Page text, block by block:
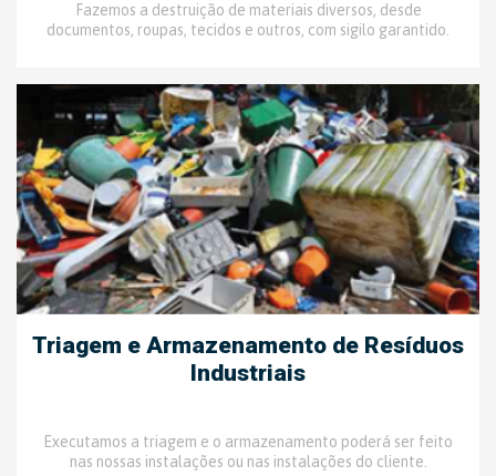
Fazemos a destruição de materiais diversos, desde
documentos, roupas, tecidos e outros, com sigilo garantido.
Triagem e Armazenamento de Resíduos
Industriais
Executamos a triagem e o armazenamento poderá ser feito
nas nossas instalações ou nas instalações do cliente.